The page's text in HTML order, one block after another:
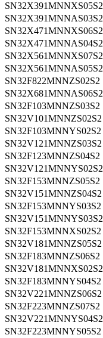
SN32X391MNNXS05S2
SN32X391MNNAS03S2
SN32X471MNNXS06S2
SN32X471MNNAS04S2
SN32X561MNNXS07S2
SN32X561MNNAS05S2
SN32F822MNNZS02S2
SN32X681MNNAS06S2
SN32F103MNNZS03S2
SN32V101MNNZS02S2
SN32F103MNNYS02S2
SN32V121MNNZS03S2
SN32F123MNNZS04S2
SN32V121MNNYS02S2
SN32F153MNNZS05S2
SN32V151MNNZS04S2
SN32F153MNNYS03S2
SN32V151MNNYS03S2
SN32F153MNNXS02S2
SN32V181MNNZS05S2
SN32F183MNNZS06S2
SN32V181MNNXS02S2
SN32F183MNNYS04S2
SN32V221MNNZS06S2
SN32F223MNNZS07S2
SN32V221MNNYS04S2
SN32F223MNNYS05S2